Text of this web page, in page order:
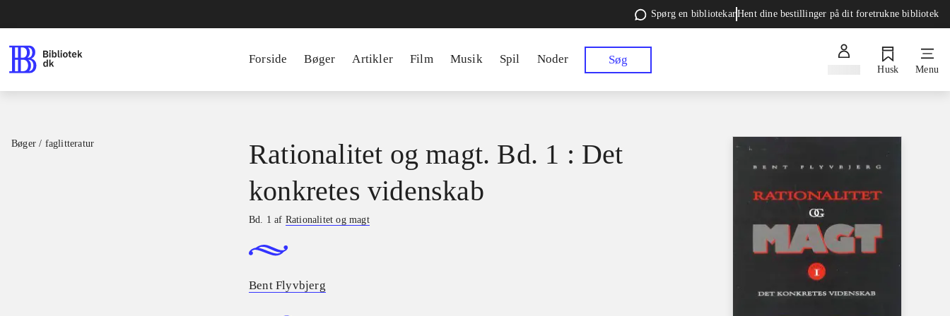
Spørg en bibliotekarHent dine bestillinger på dit foretrukne bibliotek
Forside Bøger Artikler Film Musik Spil Noder Søg
Husk Menu
Bøger / faglitteratur
Rationalitet og magt. Bd. 1 : Det
konkretes videnskab
Bd. 1 af Rationalitet og magt
Bent Flyvbjerg